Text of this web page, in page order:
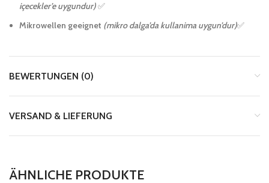
içecekler’e uygundur)✅
Mikrowellen geeignet (mikro dalga’da kullanima uygun’dur)✅
BEWERTUNGEN (0)
VERSAND & LIEFERUNG
ÄHNLICHE PRODUKTE